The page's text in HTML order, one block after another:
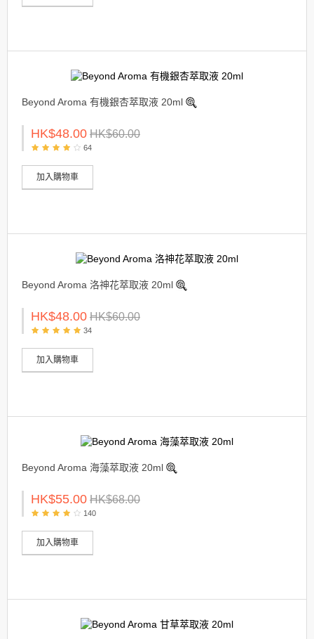
Beyond Aroma 有機銀杏萃取液 20ml
HK$48.00 HK$60.00
64
加入購物車
Beyond Aroma 洛神花萃取液 20ml
HK$48.00 HK$60.00
34
加入購物車
Beyond Aroma 海藻萃取液 20ml
HK$55.00 HK$68.00
140
加入購物車